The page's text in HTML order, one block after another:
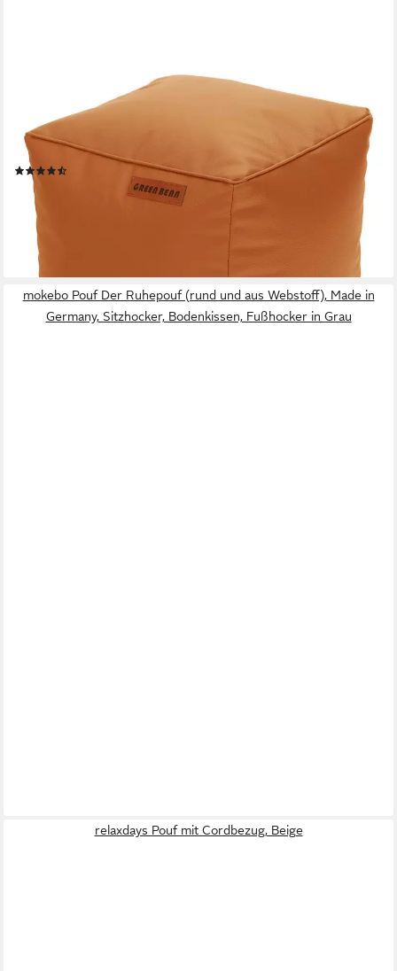
Pouf Sitzsack-Hocker Kunstleder Cube eckig (40x40x40cm EPS
Perlen Füllung abwaschbarer Bezug, Indoor & Outdoor,
Sitzwürfel Sitzkissen Hocker Sitzhocker), die ideale Ergänzung
zum Sitzsack
29,99 €
-57%
lieferbar - in 2-3 Werktagen bei dir
mokebo Pouf Der Ruhepouf (rund und aus Webstoff), Made in
Germany, Sitzhocker, Bodenkissen, Fußhocker in Grau
relaxdays Pouf mit Cordbezug, Beige